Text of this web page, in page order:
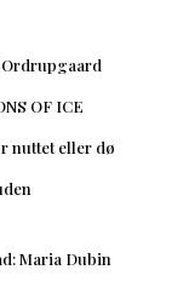
Ordrupgaard
OF ICE
nuttet eller dø
Maria Dubin